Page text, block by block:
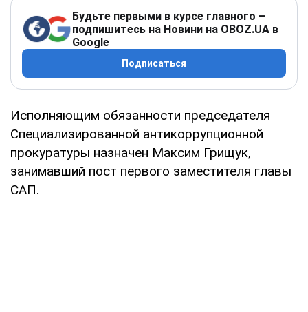
Будьте первыми в курсе главного –
подпишитесь на Новини на OBOZ.UA в
Google
Подписаться
Исполняющим обязанности председателя
Специализированной антикоррупционной
прокуратуры назначен Максим Грищук,
занимавший пост первого заместителя главы
САП.